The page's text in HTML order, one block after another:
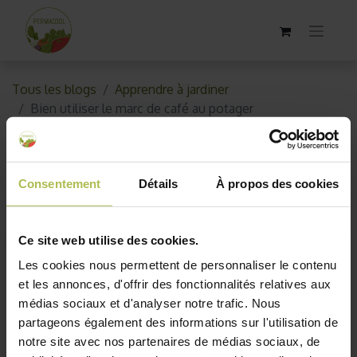
Consentement Détails À propos des cookies
Ce site web utilise des cookies.
Les cookies nous permettent de personnaliser le contenu
et les annonces, d'offrir des fonctionnalités relatives aux
médias sociaux et d'analyser notre trafic. Nous
partageons également des informations sur l'utilisation de
notre site avec nos partenaires de médias sociaux, de
Tous les blogs
Apprendre à jardiner
Bien utiliser le marc de café au potager
Bien utiliser le marc de café au
potager